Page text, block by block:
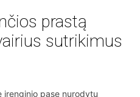
prastą
sutrikimus
įrenginio pase nurodytų